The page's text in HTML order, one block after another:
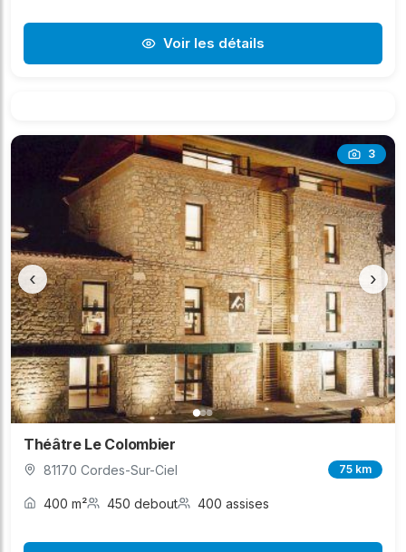
Voir les détails
3
‹ ›
Théâtre Le Colombier
81170 Cordes-Sur-Ciel 75 km
400 m² 450 debout 400 assises